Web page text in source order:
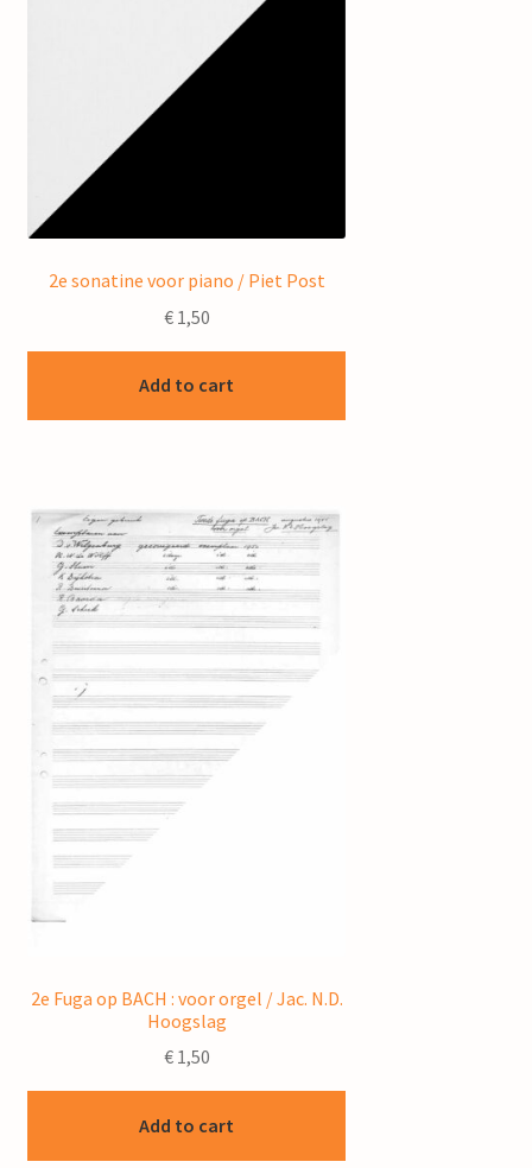
2e sonatine voor piano / Piet Post
€1,50
Add to cart
2e Fuga op BACH : voor orgel / Jac. N.D.
Hoogslag
€1,50
Add to cart